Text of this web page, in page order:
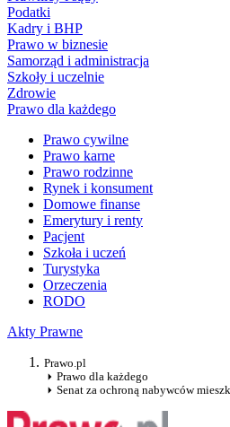
Podatki
Kadry i BHP
Prawo w biznesie
Samorząd i administracja
Szkoły i uczelnie
Zdrowie
Prawo dla każdego
Prawo cywilne
Prawo karne
Prawo rodzinne
Rynek i konsument
Domowe finanse
Emerytury i renty
Pacjent
Szkoła i uczeń
Turystyka
Orzeczenia
RODO
Akty Prawne
Prawo.pl
Prawo dla każdego
Senat za ochroną nabywców